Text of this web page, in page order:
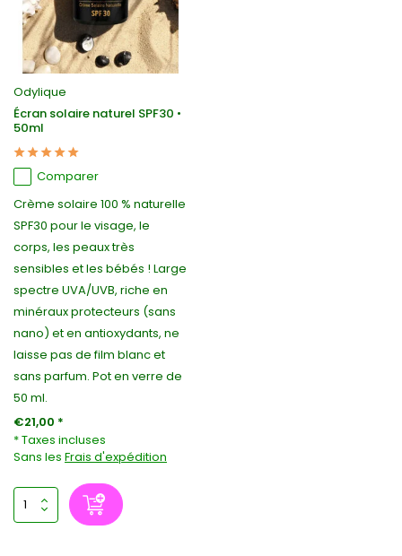
Odylique
Écran solaire naturel SPF30 •
50ml
Comparer
Crème solaire 100 % naturelle
SPF30 pour le visage, le
corps, les peaux très
sensibles et les bébés ! Large
spectre UVA/UVB, riche en
minéraux protecteurs (sans
nano) et en antioxydants, ne
laisse pas de film blanc et
sans parfum. Pot en verre de
50 ml.
€21,00 *
* Taxes incluses
Sans les Frais d'expédition